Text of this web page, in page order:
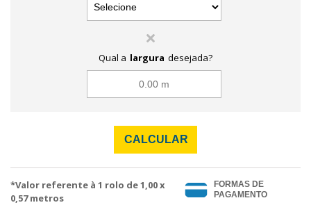
Qual a largura desejada?
CALCULAR
*Valor referente à 1 rolo de1,00x
0,57 metros
FORMAS DE
PAGAMENTO